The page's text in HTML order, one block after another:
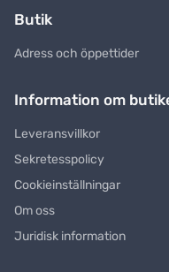
Butik
Adress och öppettider
Information om
Leveransvillkor
Sekretesspolicy
Cookieinställningar
Om oss
Juridisk information